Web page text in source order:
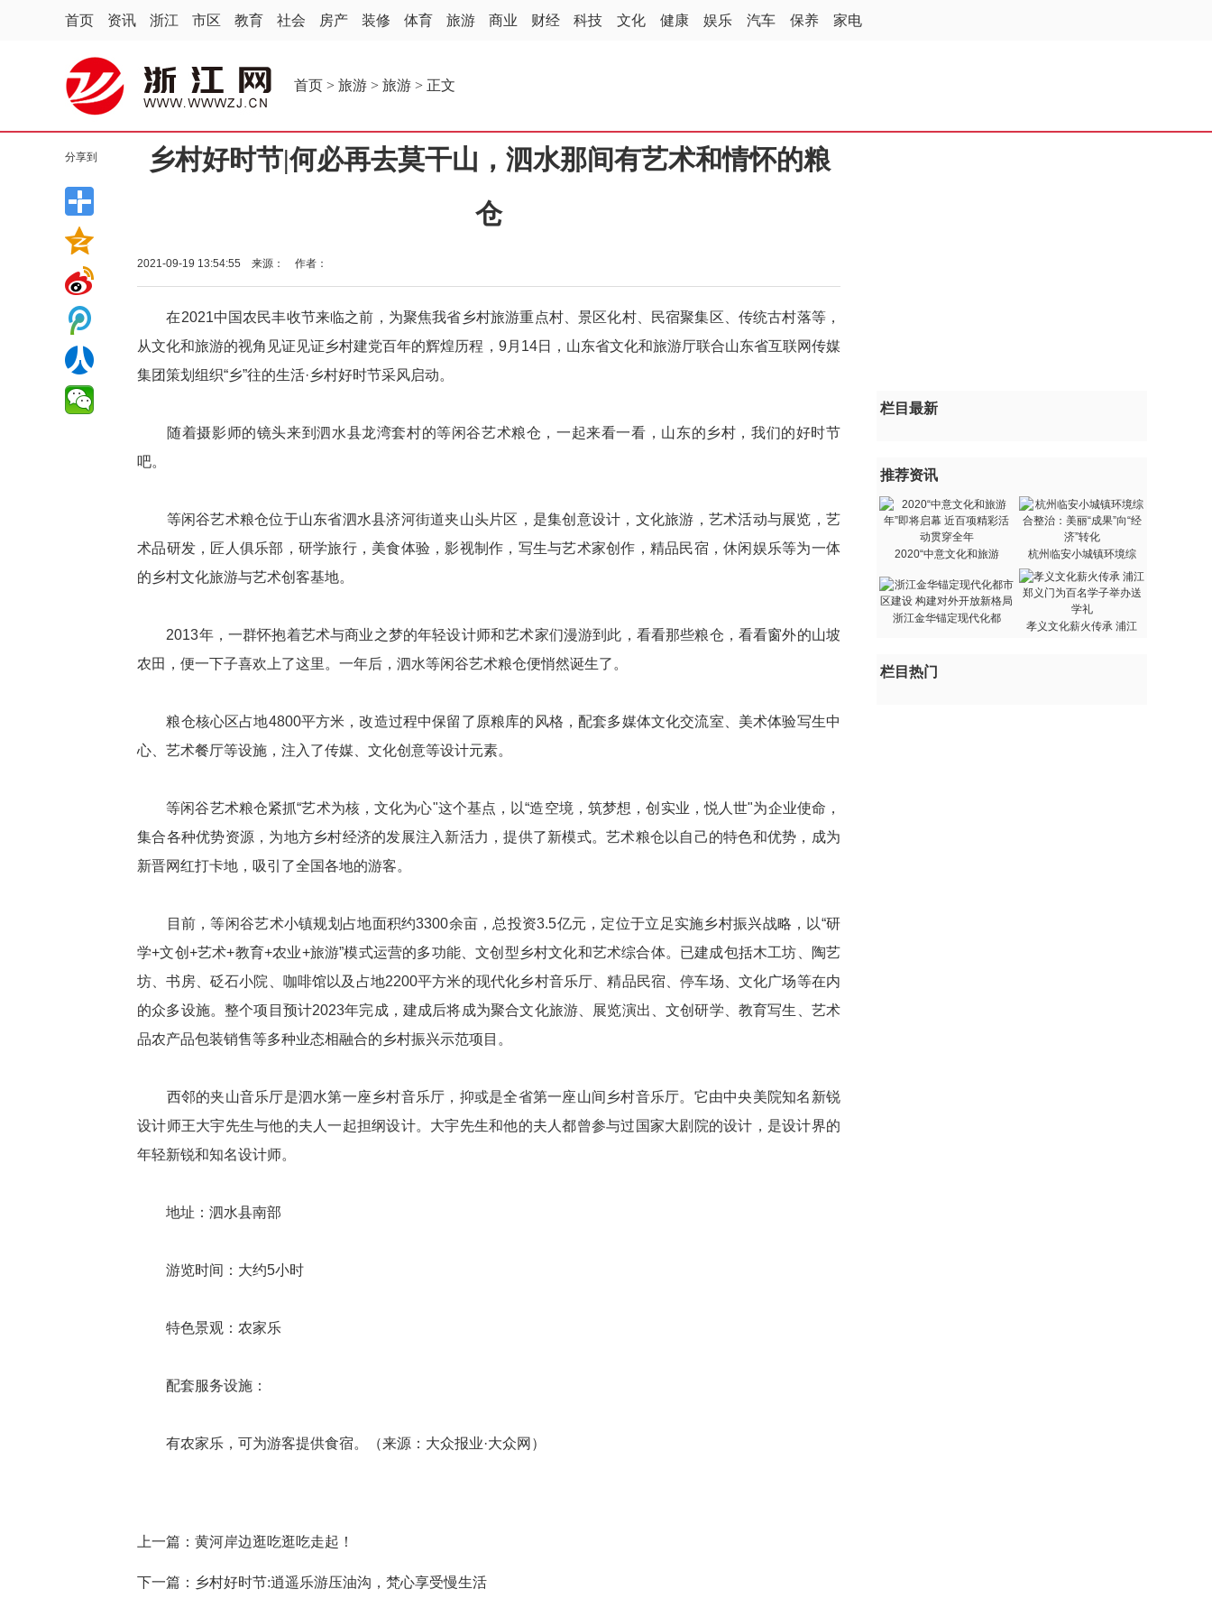
首页 资讯 浙江 市区 教育 社会 房产 装修 体育 旅游 商业 财经 科技 文化 健康 娱乐 汽车 保养 家电
首页 > 旅游 > 旅游 > 正文
分享到
乡村好时节|何必再去莫干山，泗水那间有艺术和情怀的粮
仓
2021-09-19 13:54:55 来源： 作者：
在2021中国农民丰收节来临之前，为聚焦我省乡村旅游重点村、景区化村、民宿聚集区、传统古村落等，
从文化和旅游的视角见证见证乡村建党百年的辉煌历程，9月14日，山东省文化和旅游厅联合山东省互联网传媒
集团策划组织“乡”往的生活·乡村好时节采风启动。
随着摄影师的镜头来到泗水县龙湾套村的等闲谷艺术粮仓，一起来看一看，山东的乡村，我们的好时节
吧。
等闲谷艺术粮仓位于山东省泗水县济河街道夹山头片区，是集创意设计，文化旅游，艺术活动与展览，艺
术品研发，匠人俱乐部，研学旅行，美食体验，影视制作，写生与艺术家创作，精品民宿，休闲娱乐等为一体
的乡村文化旅游与艺术创客基地。
2013年，一群怀抱着艺术与商业之梦的年轻设计师和艺术家们漫游到此，看看那些粮仓，看看窗外的山坡
农田，便一下子喜欢上了这里。一年后，泗水等闲谷艺术粮仓便悄然诞生了。
粮仓核心区占地4800平方米，改造过程中保留了原粮库的风格，配套多媒体文化交流室、美术体验写生中
心、艺术餐厅等设施，注入了传媒、文化创意等设计元素。
等闲谷艺术粮仓紧抓“艺术为核，文化为心"这个基点，以“造空境，筑梦想，创实业，悦人世"为企业使命，
集合各种优势资源，为地方乡村经济的发展注入新活力，提供了新模式。艺术粮仓以自己的特色和优势，成为
新晋网红打卡地，吸引了全国各地的游客。
目前，等闲谷艺术小镇规划占地面积约3300余亩，总投资3.5亿元，定位于立足实施乡村振兴战略，以“研
学+文创+艺术+教育+农业+旅游”模式运营的多功能、文创型乡村文化和艺术综合体。已建成包括木工坊、陶艺
坊、书房、砭石小院、咖啡馆以及占地2200平方米的现代化乡村音乐厅、精品民宿、停车场、文化广场等在内
的众多设施。整个项目预计2023年完成，建成后将成为聚合文化旅游、展览演出、文创研学、教育写生、艺术
品农产品包装销售等多种业态相融合的乡村振兴示范项目。
西邻的夹山音乐厅是泗水第一座乡村音乐厅，抑或是全省第一座山间乡村音乐厅。它由中央美院知名新锐
设计师王大宇先生与他的夫人一起担纲设计。大宇先生和他的夫人都曾参与过国家大剧院的设计，是设计界的
年轻新锐和知名设计师。
地址：泗水县南部
游览时间：大约5小时
特色景观：农家乐
配套服务设施：
有农家乐，可为游客提供食宿。（来源：大众报业·大众网）
上一篇： 黄河岸边逛吃逛吃走起！
下一篇： 乡村好时节:逍遥乐游压油沟，梵心享受慢生活
栏目最新
推荐资讯
2020“中意文化和旅游 杭州临安小城镇环境综
浙江金华锚定现代化都
孝义文化薪火传承 浦江
栏目热门